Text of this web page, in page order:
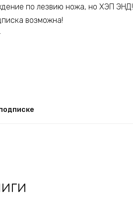
по лезвию ножа, но ХЭП ЭНД!
возможна!